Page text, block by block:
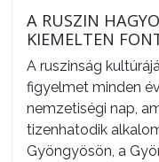
VÁROS
ÉRTÉKTÁRA
VÁROSUNKRÓL
A RUSZIN
KIEMELTEN
A ruszinság
figyelmet minden
nemzetiségi nap,
tizenhatodik
Gyöngyösön, a